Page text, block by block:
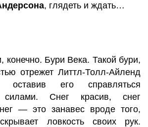
, глядеть и ждать…
конечно. Бури Века. Такой бури,
отрежет Литтл-Толл-Айленд
оставив его справляться
силами. Снег красив, снег
— это занавес вроде того,
ловкость своих рук.